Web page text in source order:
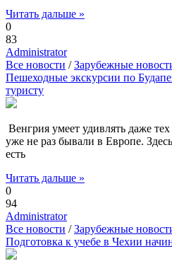
Читать дальше »
0
83
Administrator
Все новости /Зарубежные
Пешеходные экскурсии по
туристу
Венгрия умеет удивлять даже
уже не раз бывали в Европе.
есть
Читать дальше »
0
94
Administrator
Все новости /Зарубежные
Подготовка к учебе в Чехии